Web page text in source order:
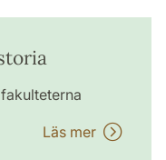
Läs mer